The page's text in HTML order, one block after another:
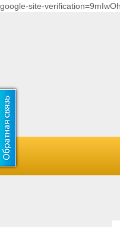
google-site-